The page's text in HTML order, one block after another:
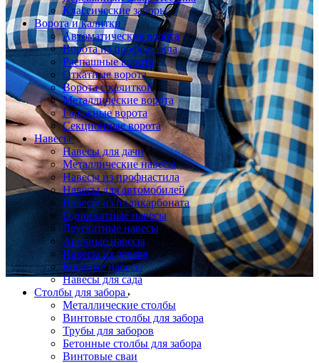
Классические заборы
Ворота и калитки
Автоматические ворота
Ворота из профнастила
Распашные ворота
Откатные ворота
Ворота с калиткой
Металлические ворота
Гаражные ворота
Секционные ворота
Навесы
Навесы для дачи
Металлические навесы
Навесы из профнастила
Навесы для автомобилей
Навесы из поликарбоната
Односкатные навесы
Двускатные навесы
Арочные навесы
Навесы из дерева
Кованые навесы
Навесы для сада
Столбы для забора
Металлические столбы
Винтовые столбы для забора
Трубы для заборов
Бетонные столбы для забора
Винтовые сваи